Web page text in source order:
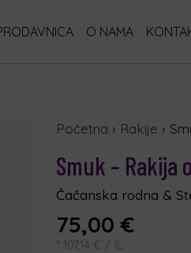
O NAMA
Početna › Rakije ›
Smuk –
Čačanska rodna &
75,00€
* 107,14 € / 1L